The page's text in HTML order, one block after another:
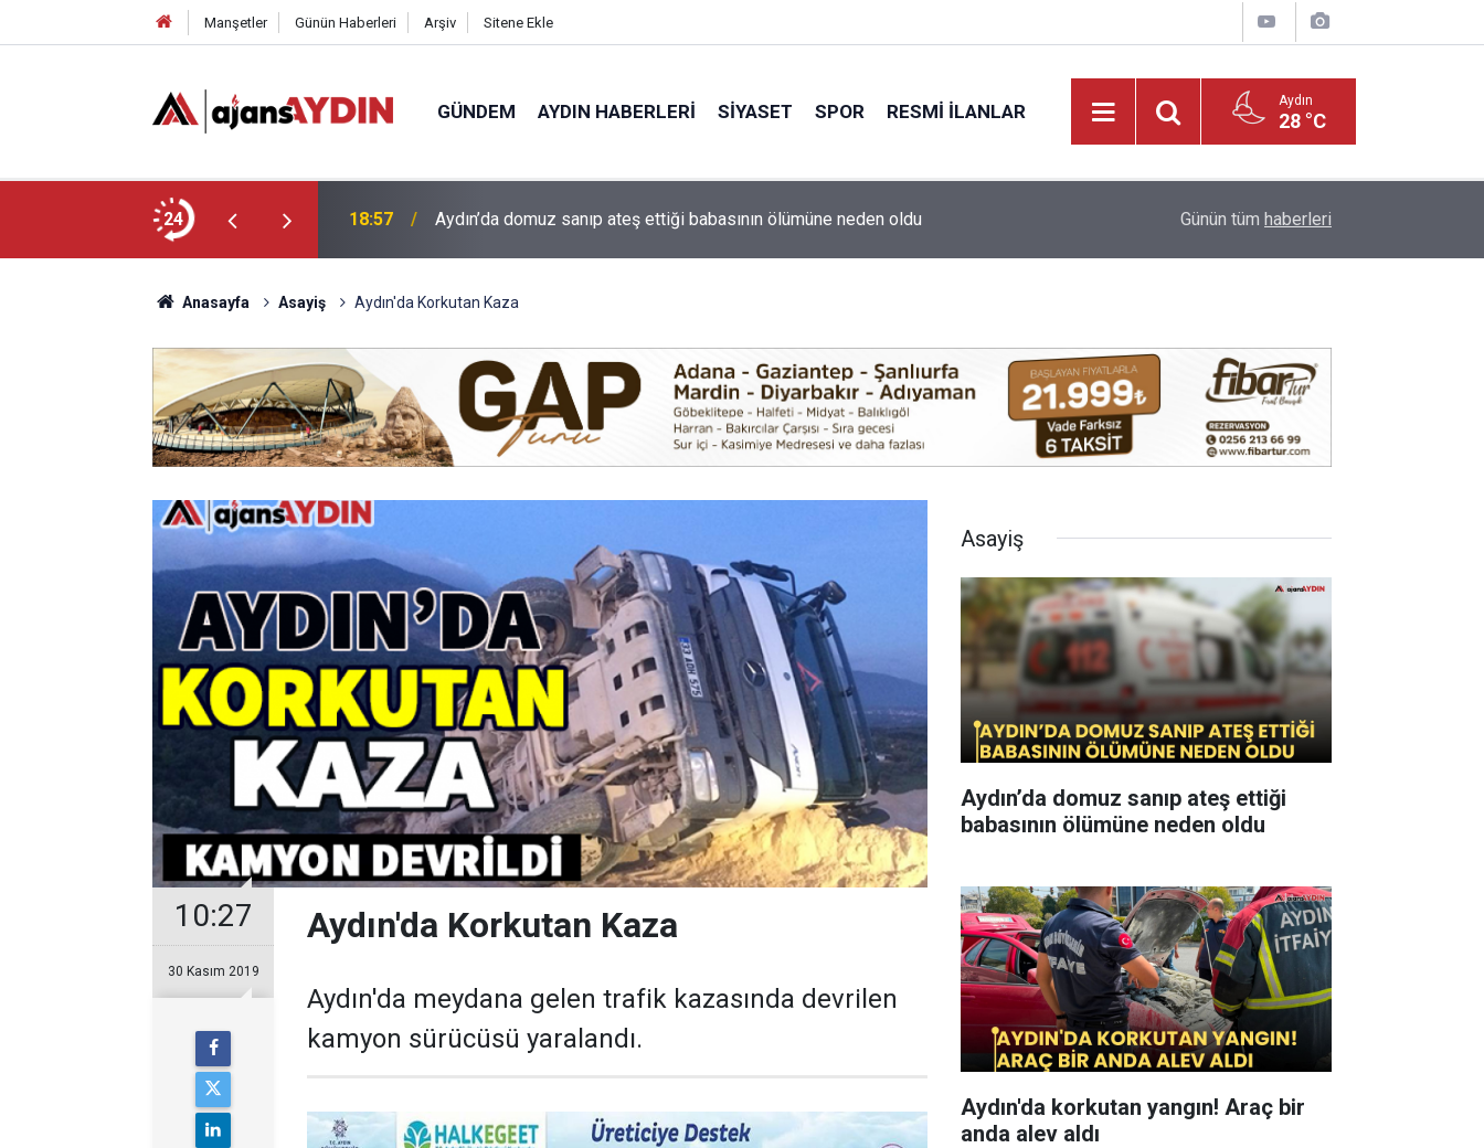
Manşetler Günün Haberleri Arşiv Sitene Ekle
GÜNDEM AYDIN HABERLERI SIYASET SPOR RESMI İLANLAR Aydın
28 °C
24
ölümüne neden oldu 18:13 Yeni Parti'nin Aydın kurucu yönetimi belli oldu Vali Varol, Adalet Bakan Yardımcısı Can Tuncay'ı
Günün tüm haberleri
Anasayfa Asayiş Aydın'da Korkutan Kaza
10:27
30 Kasım 2019
Aydın'da Korkutan Kaza
Aydın'da meydana gelen trafik kazasında devrilen
kamyon sürücüsü yaralandı.
Asayiş
Aydın’da domuz sanıp ateş ettiği
babasının ölümüne neden oldu
Aydın'da korkutan yangın! Araç bir
anda alev aldı